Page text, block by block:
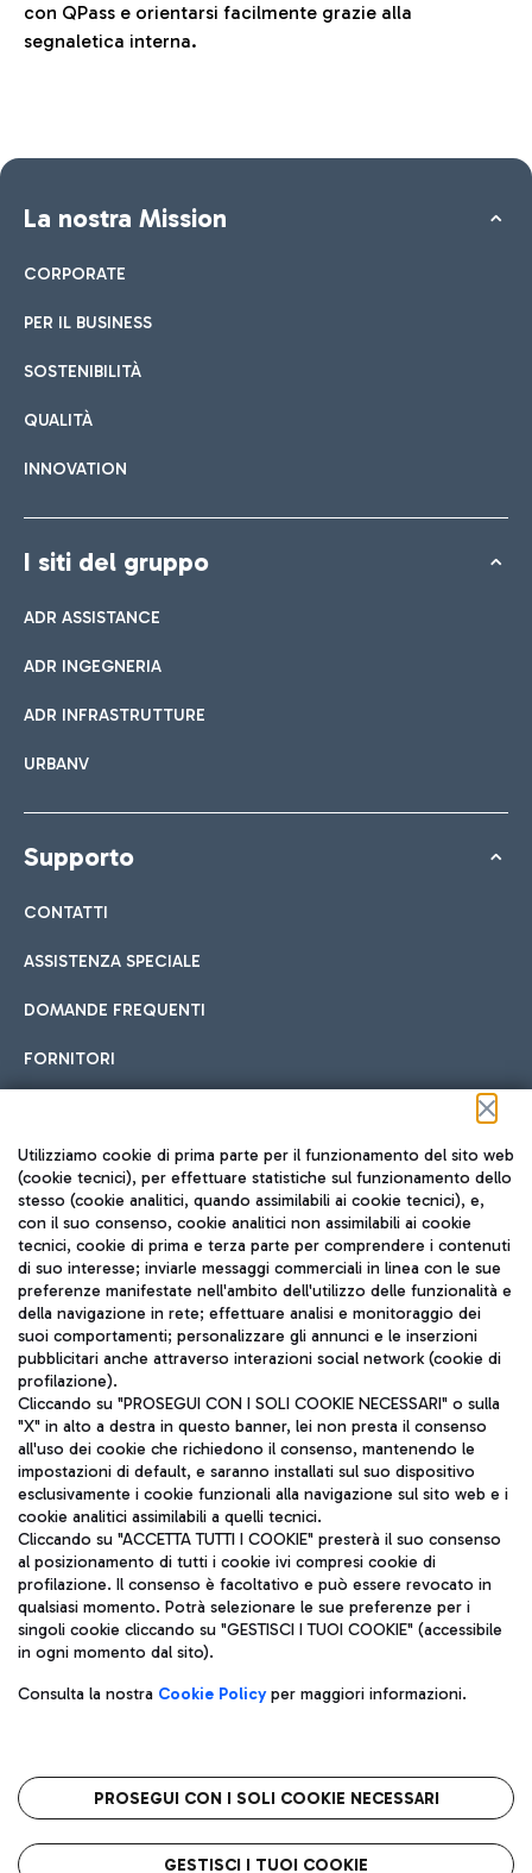
con QPass e orientarsi facilmente grazie alla
segnaletica interna.
La nostra Mission
CORPORATE
PER IL BUSINESS
SOSTENIBILITÀ
QUALITÀ
INNOVATION
I siti del gruppo
ADR ASSISTANCE
ADR INGEGNERIA
ADR INFRASTRUTTURE
URBANV
Supporto
CONTATTI
ASSISTENZA SPECIALE
DOMANDE FREQUENTI
FORNITORI
Seguici sui social
TRAVEL JOURNAL
ITA
Aeroporti di Roma S.p.A. - Società soggetta a direzione e
coordinamento di Mundys S.p.A.
Codice fiscale e Registro delle Imprese di Roma 13032990155 P.
IVA 06572251004
Capitale sociale 62.224.743,00 int. vers.
Sede legale: Via Pier Paolo Racchetti 1 - 00054 Fiumicino (RM)
telefono +39 06 65951
Privacy policy
Note legali
Roma FCO
L'aeroporto stellato
Utilizziamo cookie di prima parte per il funzionamento del sito web
(cookie tecnici), per effettuare statistiche sul funzionamento dello
stesso (cookie analitici, quando assimilabili ai cookie tecnici), e,
con il suo consenso, cookie analitici non assimilabili ai cookie
tecnici, cookie di prima e terza parte per comprendere i contenuti
di suo interesse; inviarle messaggi commerciali in linea con le sue
preferenze manifestate nell'ambito dell'utilizzo delle funzionalità e
della navigazione in rete; effettuare analisi e monitoraggio dei
suoi comportamenti; personalizzare gli annunci e le inserzioni
pubblicitari anche attraverso interazioni social network (cookie di
profilazione).
Cliccando su "PROSEGUI CON I SOLI COOKIE NECESSARI" o sulla
"X" in alto a destra in questo banner, lei non presta il consenso
all'uso dei cookie che richiedono il consenso, mantenendo le
impostazioni di default, e saranno installati sul suo dispositivo
esclusivamente i cookie funzionali alla navigazione sul sito web e i
cookie analitici assimilabili a quelli tecnici.
Cliccando su "ACCETTA TUTTI I COOKIE" presterà il suo consenso
al posizionamento di tutti i cookie ivi compresi cookie di
profilazione. Il consenso è facoltativo e può essere revocato in
qualsiasi momento. Potrà selezionare le sue preferenze per i
singoli cookie cliccando su "GESTISCI I TUOI COOKIE" (accessibile
in ogni momento dal sito).
Consulta la nostra Cookie Policyper maggiori informazioni.
PROSEGUI CON I SOLI COOKIE NECESSARI
GESTISCI I TUOI COOKIE